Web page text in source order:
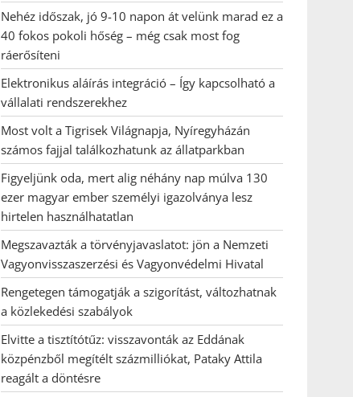
Nehéz időszak, jó 9-10 napon át velünk marad ez a
40 fokos pokoli hőség – még csak most fog
ráerősíteni
Elektronikus aláírás integráció – Így kapcsolható a
vállalati rendszerekhez
Most volt a Tigrisek Világnapja, Nyíregyházán
számos fajjal találkozhatunk az állatparkban
Figyeljünk oda, mert alig néhány nap múlva 130
ezer magyar ember személyi igazolványa lesz
hirtelen használhatatlan
Megszavazták a törvényjavaslatot: jön a Nemzeti
Vagyonvisszaszerzési és Vagyonvédelmi Hivatal
Rengetegen támogatják a szigorítást, változhatnak
a közlekedési szabályok
Elvitte a tisztítótűz: visszavonták az Eddának
közpénzből megítélt százmilliókat, Pataky Attila
reagált a döntésre